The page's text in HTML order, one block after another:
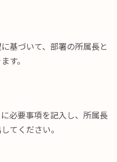
基づいて、部署の所属長と
す。
に必要事項を記入し、所属長
てください。